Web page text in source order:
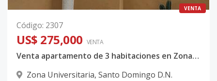
VENTA
Código: 2307
US$ 275,000 VENTA
Venta apartamento de 3 habitaciones en Zona Universitaria, Distrito Nacional
Zona Universitaria, Santo Domingo D.N.